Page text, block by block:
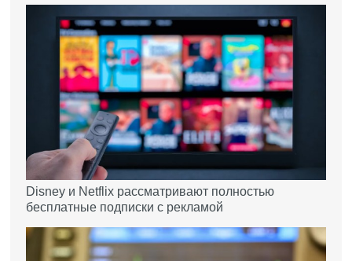
Disney и Netflix рассматривают полностью
бесплатные подписки с рекламой